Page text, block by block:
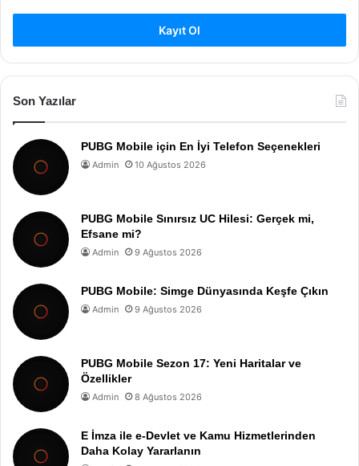
Kayıt Ol
Son Yazılar
PUBG Mobile için En İyi Telefon Seçenekleri
Admin 10 Ağustos 2026
PUBG Mobile Sınırsız UC Hilesi: Gerçek mi,
Efsane mi?
Admin 9 Ağustos 2026
PUBG Mobile: Simge Dünyasında Keşfe Çıkın
Admin 9 Ağustos 2026
PUBG Mobile Sezon 17: Yeni Haritalar ve
Özellikler
Admin 8 Ağustos 2026
E İmza ile e-Devlet ve Kamu Hizmetlerinden
Daha Kolay Yararlanın